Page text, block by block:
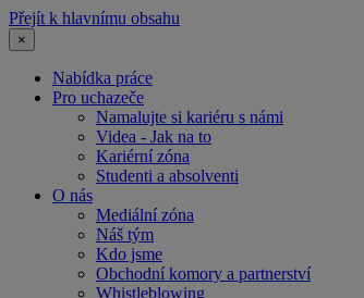
Přejít k hlavnímu obsahu
×
Nabídka práce
Pro uchazeče
Namalujte si kariéru s námi
Videa - Jak na to
Kariérní zóna
Studenti a absolventi
O nás
Mediální zóna
Náš tým
Kdo jsme
Obchodní komory a partnerství
Whistleblowing